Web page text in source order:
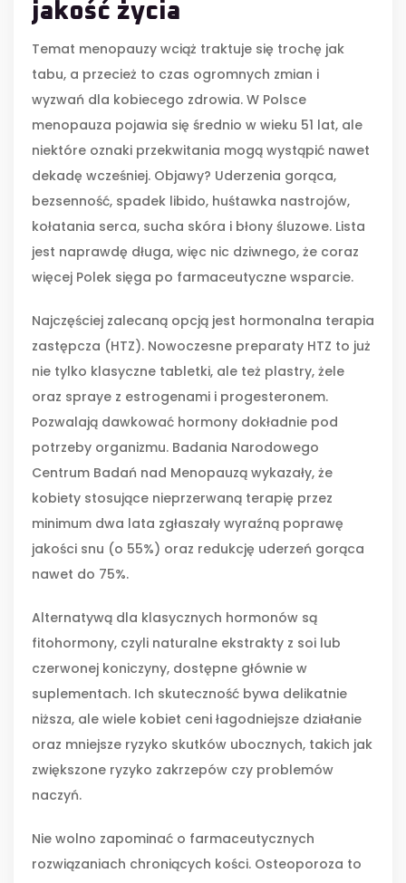
jakość życia
Temat menopauzy wciąż traktuje się trochę jak
tabu, a przecież to czas ogromnych zmian i
wyzwań dla kobiecego zdrowia. W Polsce
menopauza pojawia się średnio w wieku 51 lat, ale
niektóre oznaki przekwitania mogą wystąpić nawet
dekadę wcześniej. Objawy? Uderzenia gorąca,
bezsenność, spadek libido, huśtawka nastrojów,
kołatania serca, sucha skóra i błony śluzowe. Lista
jest naprawdę długa, więc nic dziwnego, że coraz
więcej Polek sięga po farmaceutyczne wsparcie.
Najczęściej zalecaną opcją jest hormonalna terapia
zastępcza (HTZ). Nowoczesne preparaty HTZ to już
nie tylko klasyczne tabletki, ale też plastry, żele
oraz spraye z estrogenami i progesteronem.
Pozwalają dawkować hormony dokładnie pod
potrzeby organizmu. Badania Narodowego
Centrum Badań nad Menopauzą wykazały, że
kobiety stosujące nieprzerwaną terapię przez
minimum dwa lata zgłaszały wyraźną poprawę
jakości snu (o 55%) oraz redukcję uderzeń gorąca
nawet do 75%.
Alternatywą dla klasycznych hormonów są
fitohormony, czyli naturalne ekstrakty z soi lub
czerwonej koniczyny, dostępne głównie w
suplementach. Ich skuteczność bywa delikatnie
niższa, ale wiele kobiet ceni łagodniejsze działanie
oraz mniejsze ryzyko skutków ubocznych, takich jak
zwiększone ryzyko zakrzepów czy problemów
naczyń.
Nie wolno zapominać o farmaceutycznych
rozwiązaniach chroniących kości. Osteoporoza to